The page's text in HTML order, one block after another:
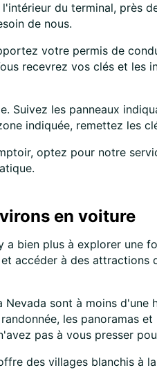
du terminal, près
de nous.
votre permis de
recevrez vos clés et
Suivez les panneaux
indiquée, remettez les
optez pour notre
en voiture
a bien plus à explorer
accéder à des
sont à moins
les panoramas
pas à vous presser
des villages blanchis à